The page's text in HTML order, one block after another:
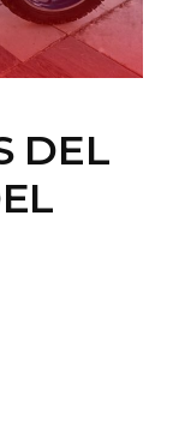
DEL